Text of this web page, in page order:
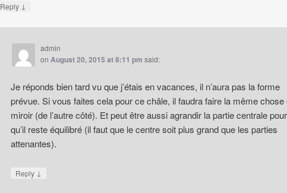
Reply ↓
admin
on August 20, 2015 at 8:11 pm said:
Je réponds bien tard vu que j’étais en vacances, il n’aura pas la forme
prévue. Si vous faites cela pour ce châle, il faudra faire la même chose
miroir (de l’autre côté). Et peut être aussi agrandir la partie centrale pour
qu’il reste équilibré (il faut que le centre soit plus grand que les parties
attenantes).
Reply ↓